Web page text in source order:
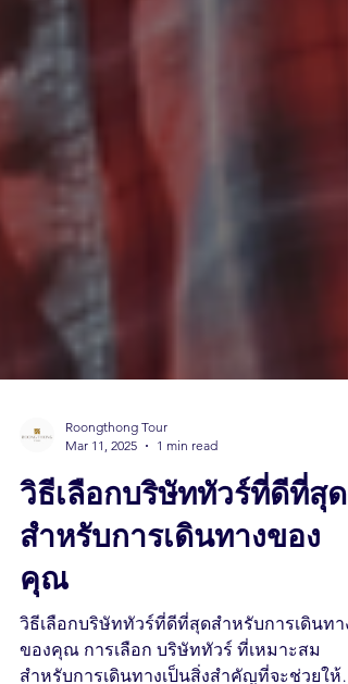
Roongthong Tour
Mar 11, 2025
1 min read
วิธีเลือกบริษัททัวร์ที่ดีที่สุด
สำหรับการเดินทางของ
คุณ
วิธีเลือกบริษัททัวร์ที่ดีที่สุดสำหรับการเดินทาง